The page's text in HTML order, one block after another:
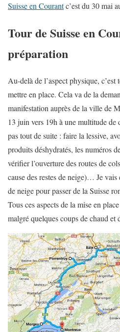
Suisse en Courantc’est du 30 mai
Tour de Suisse en
préparation
Au-delà de l’aspect physique,
mettre en place. Cela va de la
manifestation auprès de la ville de
13 juin vers 19h à une multitude de
pas tout de suite : faire la lessive,
produits déshydratés, les numéros
vérifier l’ouverture des routes de
cause des restes de neige)… Je
de neige pour passer de la Suisse
Tous ces aspects de la mise en
malgré quelques coups de chaud et